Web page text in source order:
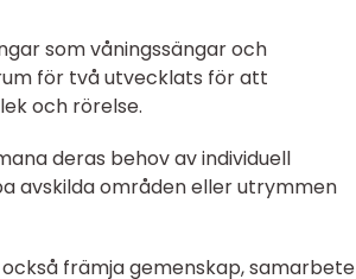
som våningssängar och
för två utvecklats för att
och rörelse.
deras behov av individuell
avskilda områden eller utrymmen
främja gemenskap, samarbete